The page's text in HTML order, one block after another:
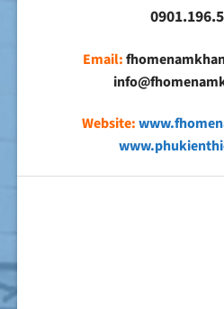
0901.196.552 -
Email:
Website: